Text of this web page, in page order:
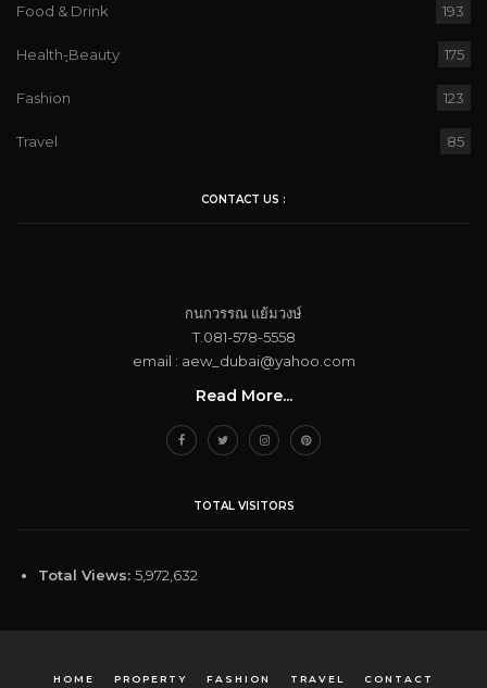
Food & Drink 193
Health-ฺBeauty 175
Fashion 123
Travel 85
CONTACT US :
กนกวรรณ​ แย้ม​วงษ์
T.081-578-5558
email : aew_dubai@yahoo.com​
Read More...
TOTAL VISITORS
Total Views: 5,972,632
HOME PROPERTY FASHION TRAVEL CONTACT